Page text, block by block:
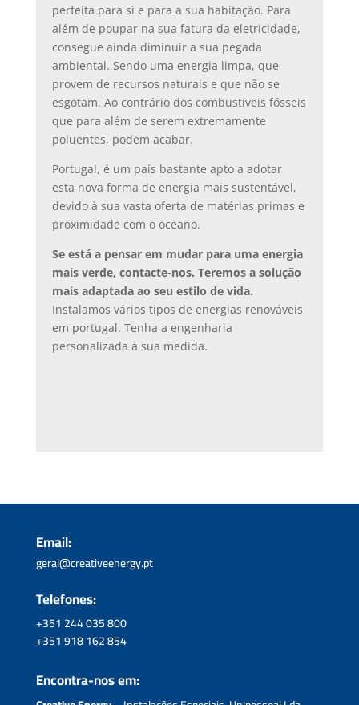
perfeita para si e para a sua habitação. Para
além de poupar na sua fatura da eletricidade,
consegue ainda diminuir a sua pegada
ambiental. Sendo uma energia limpa, que
provem de recursos naturais e que não se
esgotam. Ao contrário dos combustíveis fósseis
que para além de serem extremamente
poluentes, podem acabar.
Portugal, é um país bastante apto a adotar
esta nova forma de energia mais sustentável,
devido à sua vasta oferta de matérias primas e
proximidade com o oceano.
Se está a pensar em mudar para uma energia
mais verde, contacte-nos. Teremos a solução
mais adaptada ao seu estilo de vida.
Instalamos vários tipos de energias renováveis
em portugal. Tenha a engenharia
personalizada à sua medida.
Email:
geral@creativeenergy.pt
Telefones:
+351 244 035 800
+351 918 162 854
Encontra-nos em: